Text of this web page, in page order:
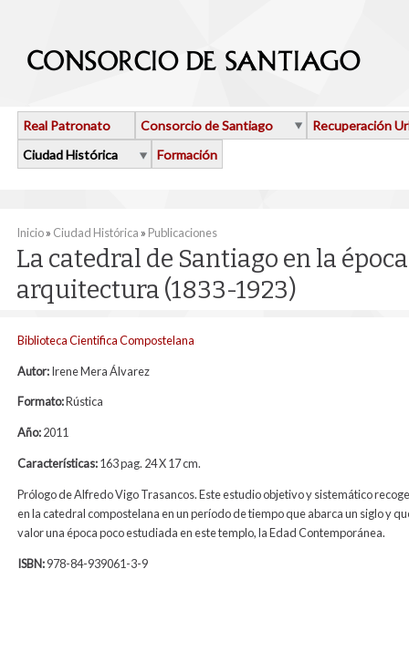
Real Patronato Consorcio de Santiago
Recuperación
Ciudad Histórica
Formación
Se encuentra usted aquí
Inicio» Ciudad Histórica » Publicaciones
La catedral de Santiago en la
arquitectura (1833-1923)
Biblioteca Cientifica Compostelana
Autor:Irene Mera Álvarez
Formato:Rústica
Año:2011
Características:163 pag. 24 X 17 cm.
Prólogo de Alfredo Vigo Trasancos. Este estudio objetivo y sistemático
en la catedral compostelana en un período de tiempo que abarca un siglo y
valor una época poco estudiada en este templo, la Edad Contemporánea.
ISBN:978-84-939061-3-9